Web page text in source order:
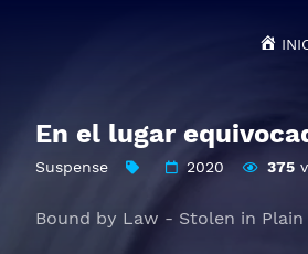
En el lugar
Suspense 2020 375
Bound by Law - Stolen in